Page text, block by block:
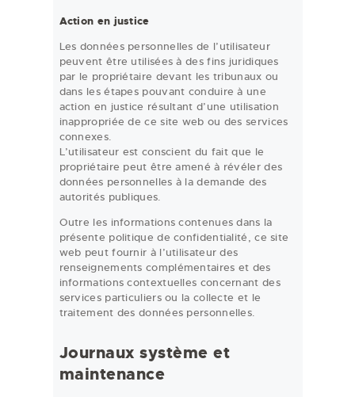
Action en justice
Les données personnelles de l’utilisateur
peuvent être utilisées à des fins juridiques
par le propriétaire devant les tribunaux ou
dans les étapes pouvant conduire à une
action en justice résultant d’une utilisation
inappropriée de ce site web ou des services
connexes.
L’utilisateur est conscient du fait que le
propriétaire peut être amené à révéler des
données personnelles à la demande des
autorités publiques.
Outre les informations contenues dans la
présente politique de confidentialité, ce site
web peut fournir à l’utilisateur des
renseignements complémentaires et des
informations contextuelles concernant des
services particuliers ou la collecte et le
traitement des données personnelles.
Journaux système et
maintenance